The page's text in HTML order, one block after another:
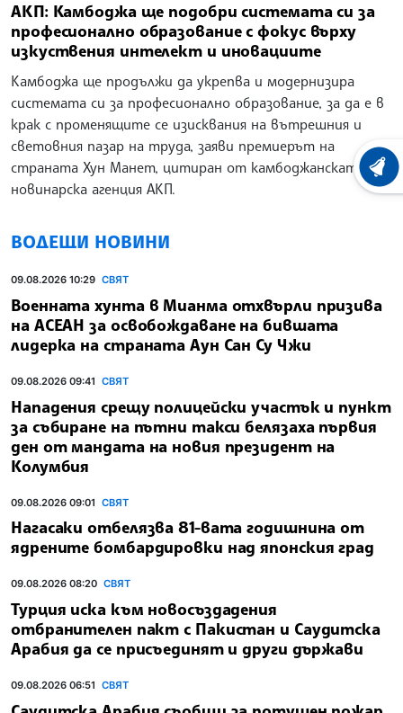
АКП: Камбоджа ще подобри системата си за
професионално образование с фокус върху
изкуствения интелект и иновациите
Камбоджа ще продължи да укрепва и модернизира
системата си за професионално образование, за да е в
крак с променящите се изисквания на вътрешния и
световния пазар на труда, заяви премиерът на
страната Хун Манет, цитиран от камбоджанската
новинарска агенция АКП.
ВОДЕЩИ НОВИНИ
09.08.2026 10:29 СВЯТ
Военната хунта в Мианма отхвърли призива
на АСЕАН за освобождаване на бившата
лидерка на страната Аун Сан Су Чжи
09.08.2026 09:41 СВЯТ
Нападения срещу полицейски участък и пункт
за събиране на пътни такси белязаха първия
ден от мандата на новия президент на
Колумбия
09.08.2026 09:01 СВЯТ
Нагасаки отбелязва 81-вата годишнина от
ядрените бомбардировки над японския град
09.08.2026 08:20 СВЯТ
Турция иска към новосъздадения
отбранителен пакт с Пакистан и Саудитска
Арабия да се присъединят и други държави
09.08.2026 06:51 СВЯТ